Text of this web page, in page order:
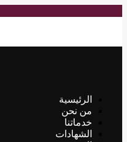
الرئيسية
من نحن
خدماتنا
الشهادات